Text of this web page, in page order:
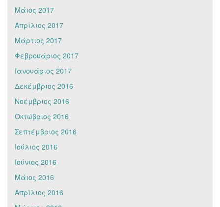
Μάιος 2017
Απρίλιος 2017
Μάρτιος 2017
Φεβρουάριος 2017
Ιανουάριος 2017
Δεκέμβριος 2016
Νοέμβριος 2016
Οκτώβριος 2016
Σεπτέμβριος 2016
Ιούλιος 2016
Ιούνιος 2016
Μάιος 2016
Απρίλιος 2016